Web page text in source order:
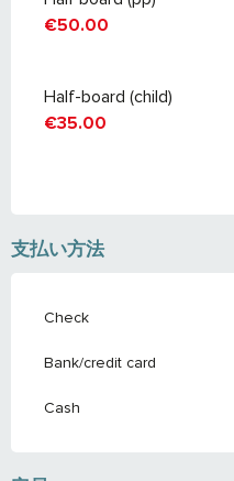
€50.00
Half-board (child)
€35.00
支払い方法
Check
Bank/credit card
Cash